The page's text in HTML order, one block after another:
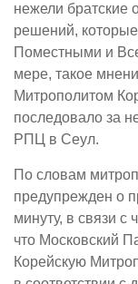
нежели братские
решений,
Поместными и
мере, такое
Митрополитом
последовало за
РПЦ в Сеул.
По словам
предупрежден о
минуту, в связи с
что Московский
Корейскую